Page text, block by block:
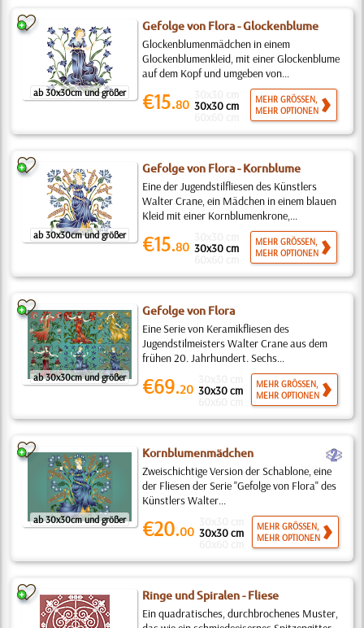
ab 30x30cm und größer
Gefolge von Flora - Glockenblume
Glockenblumenmädchen in einem
Glockenblumenkleid, mit einer Glockenblume
auf dem Kopf und umgeben von...
€15.80 30x30 cm
MEHR GRÖSSEN,
MEHR OPTIONEN
ab 30x30cm und größer
Gefolge von Flora - Kornblume
Eine der Jugendstilfliesen des Künstlers
Walter Crane, ein Mädchen in einem blauen
Kleid mit einer Kornblumenkrone,...
€15.80 30x30 cm
MEHR GRÖSSEN,
MEHR OPTIONEN
ab 30x30cm und größer
Gefolge von Flora
Eine Serie von Keramikfliesen des
Jugendstilmeisters Walter Crane aus dem
frühen 20. Jahrhundert. Sechs...
€69.20 30x30 cm
MEHR GRÖSSEN,
MEHR OPTIONEN
ab 30x30cm und größer
Kornblumenmädchen b
Zweischichtige Version der Schablone, eine
der Fliesen der Serie "Gefolge von Flora" des
Künstlers Walter...
€20.00 30x30 cm
MEHR GRÖSSEN,
MEHR OPTIONEN
Ringe und Spiralen - Fliese
Ein quadratisches, durchbrochenes Muster,